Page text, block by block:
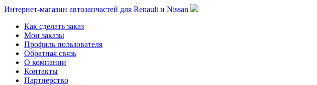
Интернет-магазин автозапчастей для Renault и Nissan
Как сделать заказ
Мои заказы
Профиль пользователя
Обратная связь
О компании
Контакты
Партнерство